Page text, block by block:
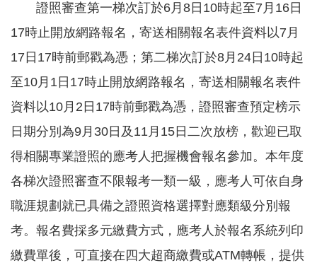
務
資
訊
務
關
於
本
署
網
站
證照審查第一梯次訂於6月8日10時起至7月16日
17時止開放網路報名，寄送相關報名表件資料以7月
17日17時前郵戳為憑；第二梯次訂於8月24日10時起
至10月1日17時止開放網路報名，寄送相關報名表件
資料以10月2日17時前郵戳為憑，證照審查預定榜示
日期分別為9月30日及11月15日二次放榜，歡迎已取
得相關專業證照的應考人把握機會報名參加。本年度
各梯次證照審查不限報考一類一級，應考人可依自身
職涯規劃就已具備之證照資格選擇對應類級分別報
考。報名費採多元繳費方式，應考人於報名系統列印
繳費單後，可直接在四大超商繳費或ATM轉帳，提供